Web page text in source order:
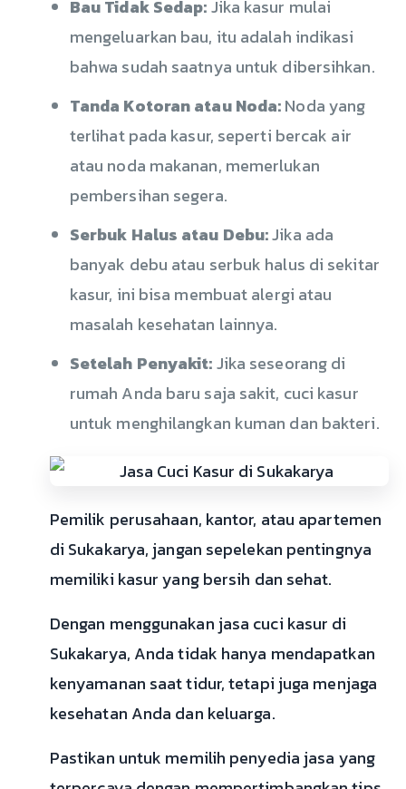
Bau Tidak Sedap:Jika kasur mulai
mengeluarkan bau, itu adalah indikasi
bahwa sudah saatnya untuk dibersihkan.
Tanda Kotoran atau Noda:Noda yang
terlihat pada kasur, seperti bercak air
atau noda makanan, memerlukan
pembersihan segera.
Serbuk Halus atau Debu:Jika ada
banyak debu atau serbuk halus di sekitar
kasur, ini bisa membuat alergi atau
masalah kesehatan lainnya.
Setelah Penyakit:Jika seseorang di
rumah Anda baru saja sakit, cuci kasur
untuk menghilangkan kuman dan bakteri.
Pemilik perusahaan, kantor, atau apartemen
di Sukakarya, jangan sepelekan pentingnya
memiliki kasur yang bersih dan sehat.
Dengan menggunakan jasa cuci kasur di
Sukakarya, Anda tidak hanya mendapatkan
kenyamanan saat tidur, tetapi juga menjaga
kesehatan Anda dan keluarga.
Pastikan untuk memilih penyedia jasa yang